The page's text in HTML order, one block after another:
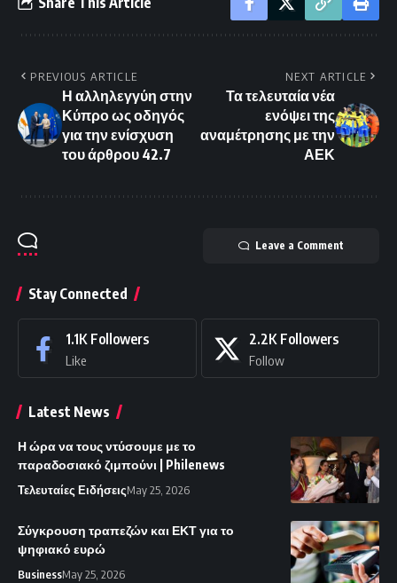
PREVIOUS ARTICLE
Η αλληλεγγύη στην
Κύπρο ως οδηγός
για την ενίσχυση
του άρθρου 42.7
NEXT ARTICLE
Τα τελευταία νέα
ενόψει της
αναμέτρησης με την
ΑΕΚ
Leave a Comment
Stay Connected
1.1K Followers
Like
2.2K Followers
Follow
Latest News
Η ώρα να τους ντύσουμε με το
παραδοσιακό ζιμπούνι | Philenews
Τελευταίες ΕιδήσειςMay 25, 2026
Σύγκρουση τραπεζών και ΕΚΤ για το
ψηφιακό ευρώ
BusinessMay 25, 2026